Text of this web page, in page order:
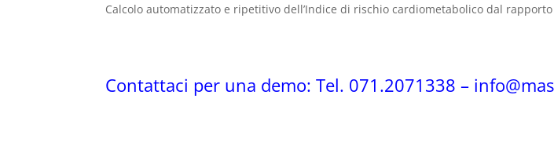
Calcolo automatizzato e ripetitivo dell’Indice di rischio cardiometabolico dal
Contattaci per una demo: Tel. 071.2071338 –